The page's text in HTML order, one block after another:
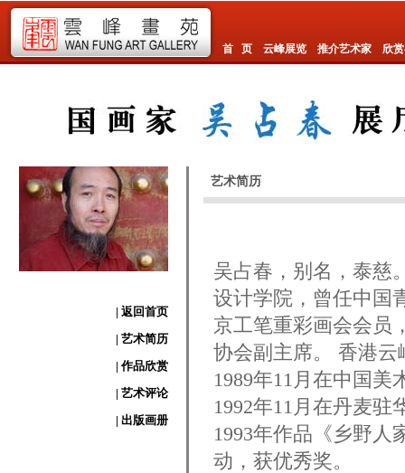
首 页 云峰展览 推介艺术家 欣
| 返回首页
| 艺术简历
| 作品欣赏
| 艺术评论
| 出版画册
艺术简历
吴占春，别名，泰慈
设计学院，曾任中国
京工笔重彩画会会员
协会副主席。 香港
1989年11月在中国美
1992年11月在丹麦驻
1993年作品《乡野人
动，获优秀奖。